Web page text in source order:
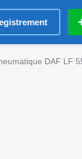
DAF LF